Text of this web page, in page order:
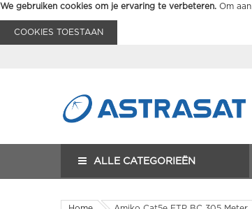
We gebruiken cookies om je ervaring te verbeteren. Om
COOKIES TOESTAAN
ALLE CATEGORIEËN